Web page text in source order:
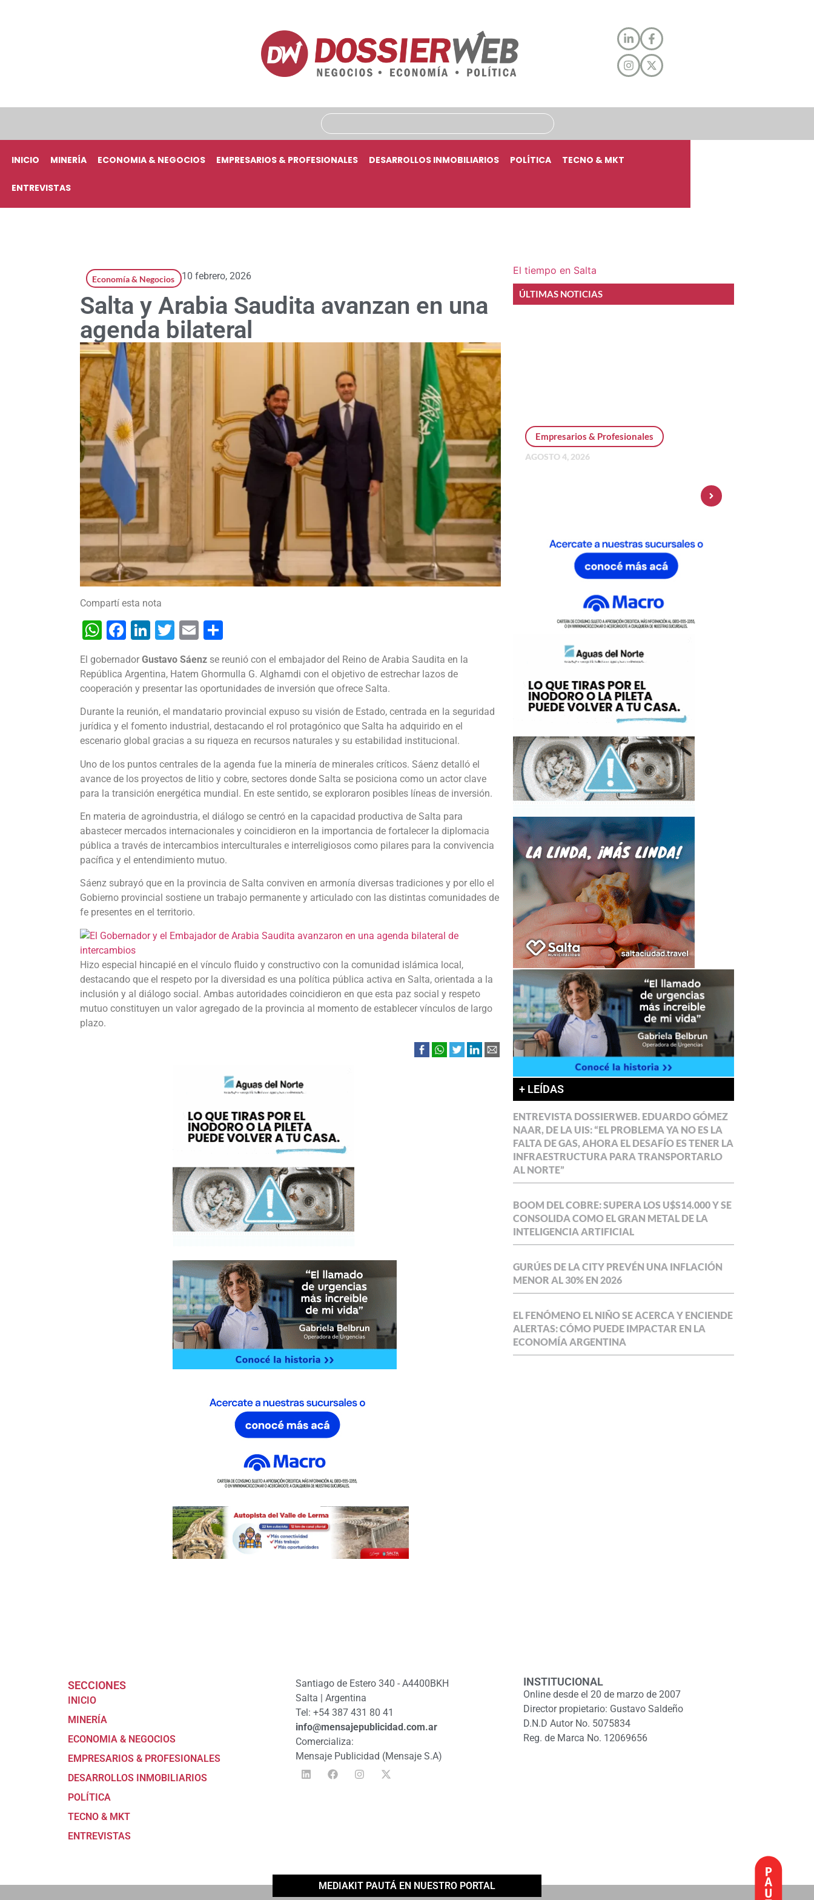
INICIO MINERÍA ECONOMIA & NEGOCIOS EMPRESARIOS & PROFESIONALES DESARROLLOS INMOBILIARIOS POLÍTICA TECNO & MKT
ENTREVISTAS
Economía & Negocios 10 febrero, 2026
Salta y Arabia Saudita avanzan en una
agenda bilateral
Compartí esta nota
WhatsApp
Facebook
LinkedIn
Twitter
Email
El gobernador Gustavo Sáenz se reunió con el embajador del Reino de Arabia Saudita en la
República Argentina, Hatem Ghormulla G. Alghamdi con el objetivo de estrechar lazos de
cooperación y presentar las oportunidades de inversión que ofrece Salta.
Durante la reunión, el mandatario provincial expuso su visión de Estado, centrada en la seguridad
jurídica y el fomento industrial, destacando el rol protagónico que Salta ha adquirido en el
escenario global gracias a su riqueza en recursos naturales y su estabilidad institucional.
Uno de los puntos centrales de la agenda fue la minería de minerales críticos. Sáenz detalló el
avance de los proyectos de litio y cobre, sectores donde Salta se posiciona como un actor clave
para la transición energética mundial. En este sentido, se exploraron posibles líneas de inversión.
En materia de agroindustria, el diálogo se centró en la capacidad productiva de Salta para
abastecer mercados internacionales y coincidieron en la importancia de fortalecer la diplomacia
pública a través de intercambios interculturales e interreligiosos como pilares para la convivencia
pacífica y el entendimiento mutuo.
Sáenz subrayó que en la provincia de Salta conviven en armonía diversas tradiciones y por ello el
Gobierno provincial sostiene un trabajo permanente y articulado con las distintas comunidades de
fe presentes en el territorio.
Hizo especial hincapié en el vínculo fluido y constructivo con la comunidad islámica local,
destacando que el respeto por la diversidad es una política pública activa en Salta, orientada a la
inclusión y al diálogo social. Ambas autoridades coincidieron en que esta paz social y respeto
mutuo constituyen un valor agregado de la provincia al momento de establecer vínculos de largo
plazo.
El tiempo en Salta
ÚLTIMAS NOTICIAS
Empresarios & Profesionales
AGOSTO 4, 2026
+ LEÍDAS
ENTREVISTA DOSSIERWEB. EDUARDO GÓMEZ
NAAR, DE LA UIS: “EL PROBLEMA YA NO ES LA
FALTA DE GAS, AHORA EL DESAFÍO ES TENER LA
INFRAESTRUCTURA PARA TRANSPORTARLO
AL NORTE”
BOOM DEL COBRE: SUPERA LOS U$S14.000 Y SE
CONSOLIDA COMO EL GRAN METAL DE LA
INTELIGENCIA ARTIFICIAL
GURÚES DE LA CITY PREVÉN UNA INFLACIÓN
MENOR AL 30% EN 2026
EL FENÓMENO EL NIÑO SE ACERCA Y ENCIENDE
ALERTAS: CÓMO PUEDE IMPACTAR EN LA
ECONOMÍA ARGENTINA
SECCIONES
INICIO
MINERÍA
ECONOMIA & NEGOCIOS
EMPRESARIOS & PROFESIONALES
DESARROLLOS INMOBILIARIOS
POLÍTICA
TECNO & MKT
ENTREVISTAS
Santiago de Estero 340 - A4400BKH
Salta | Argentina
Tel: +54 387 431 80 41
info@mensajepublicidad.com.ar
Comercializa:
Mensaje Publicidad (Mensaje S.A)
INSTITUCIONAL
Online desde el 20 de marzo de 2007
Director propietario: Gustavo Saldeño
D.N.D Autor No. 5075834
Reg. de Marca No. 12069656
MEDIAKIT PAUTÁ EN NUESTRO PORTAL